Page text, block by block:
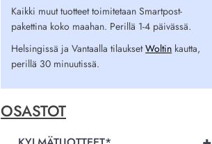
Kaikki muut tuotteet toimitetaan Smartpost-
pakettina koko maahan. Perillä 1-4 päivässä.
Helsingissä ja Vantaalla tilauksetWoltin kautta,
perillä 30 minuutissä.
OSASTOT